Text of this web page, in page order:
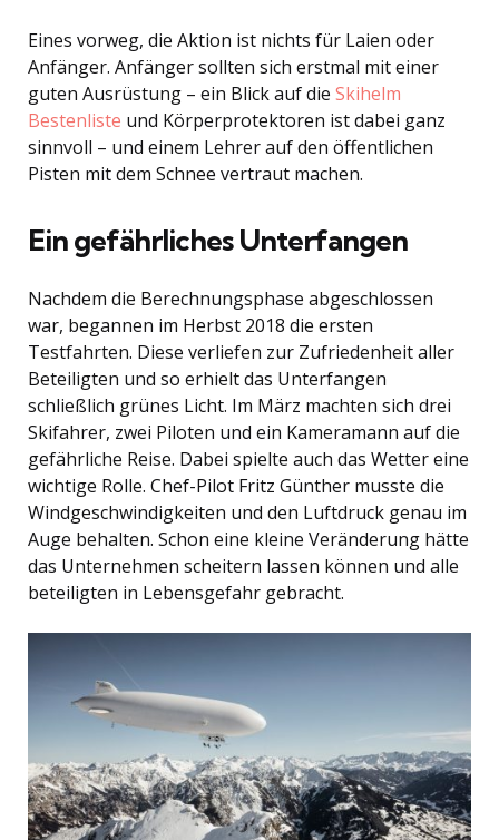
Eines vorweg, die Aktion ist nichts für Laien oder
Anfänger. Anfänger sollten sich erstmal mit einer
guten Ausrüstung – ein Blick auf die Skihelm
Bestenliste und Körperprotektoren ist dabei ganz
sinnvoll – und einem Lehrer auf den öffentlichen
Pisten mit dem Schnee vertraut machen.
Ein gefährliches Unterfangen
Nachdem die Berechnungsphase abgeschlossen
war, begannen im Herbst 2018 die ersten
Testfahrten. Diese verliefen zur Zufriedenheit aller
Beteiligten und so erhielt das Unterfangen
schließlich grünes Licht. Im März machten sich drei
Skifahrer, zwei Piloten und ein Kameramann auf die
gefährliche Reise. Dabei spielte auch das Wetter eine
wichtige Rolle. Chef-Pilot Fritz Günther musste die
Windgeschwindigkeiten und den Luftdruck genau im
Auge behalten. Schon eine kleine Veränderung hätte
das Unternehmen scheitern lassen können und alle
beteiligten in Lebensgefahr gebracht.